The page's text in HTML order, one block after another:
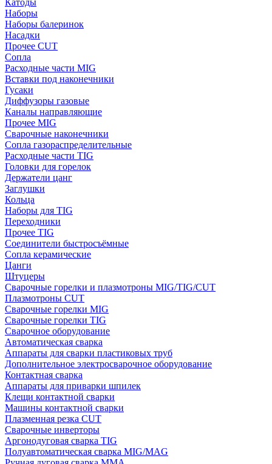
Катоды
Наборы
Наборы балеринок
Насадки
Прочее CUT
Сопла
Расходные части MIG
Вставки под наконечники
Гусаки
Диффузоры газовые
Каналы направляющие
Прочее MIG
Сварочные наконечники
Сопла газораспределительные
Расходные части TIG
Головки для горелок
Держатели цанг
Заглушки
Кольца
Наборы для TIG
Переходники
Прочее TIG
Соединители быстросъёмные
Сопла керамические
Цанги
Штуцеры
Сварочные горелки и плазмотроны MIG/TIG/CUT
Плазмотроны CUT
Сварочные горелки MIG
Сварочные горелки TIG
Сварочное оборудование
Автоматическая сварка
Аппараты для сварки пластиковых труб
Дополнительное электросварочное оборудование
Контактная сварка
Аппараты для приварки шпилек
Клещи контактной сварки
Машины контактной сварки
Плазменная резка CUT
Сварочные инверторы
Аргонодуговая сварка TIG
Полуавтоматическая сварка MIG/MAG